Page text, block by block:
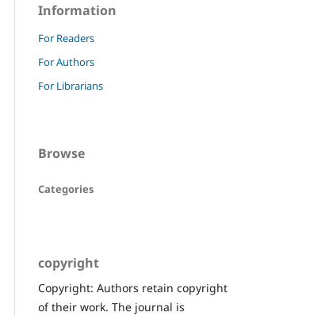
Information
For Readers
For Authors
For Librarians
Browse
Categories
copyright
Copyright: Authors retain copyright
of their work. The journal is